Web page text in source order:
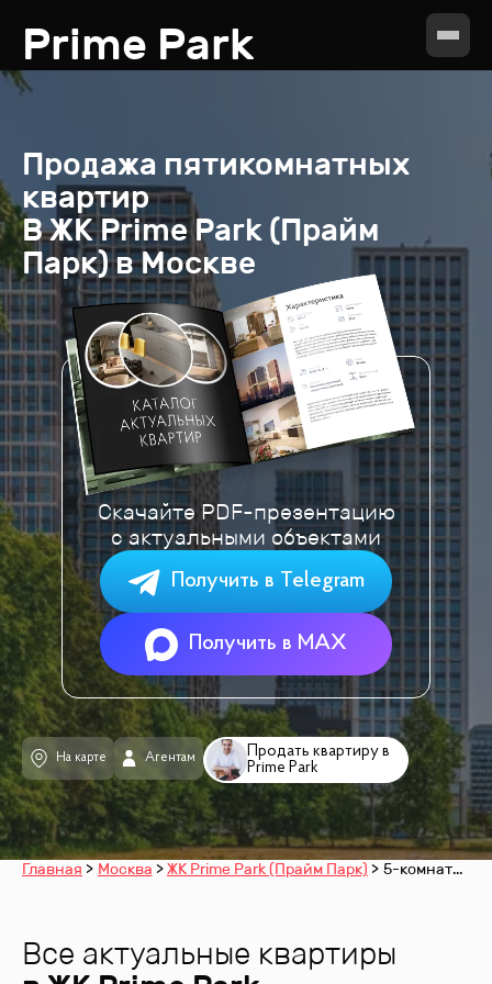
Prime Park
Продажа пятикомнатных
квартир
В ЖКPrime Park (Прайм
Парк) в Москве
Продать квартиру в
Prime Park
На карте Агентам
Скачайте PDF-презентацию
с актуальными объектами
Получить в Telegram
Получить в MAX
Главная Москва ЖК Prime Park (Прайм Парк) 5-комнатные
Все актуальные квартиры